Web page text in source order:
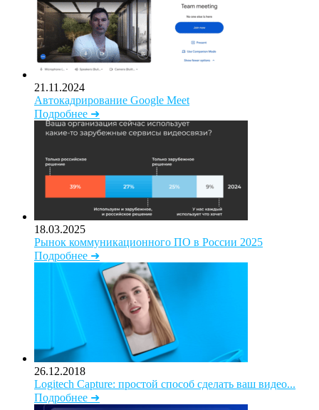
21.11.2024
Автокадрирование Google Meet
Подробнее ➜
18.03.2025
Рынок коммуникационного ПО в России 2025
Подробнее ➜
26.12.2018
Logitech Capture: простой способ сделать ваш видео...
Подробнее ➜